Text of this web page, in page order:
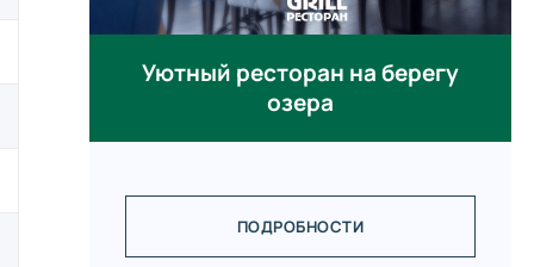
Уютный ресторан на берегу
озера
ПОДРОБНОСТИ